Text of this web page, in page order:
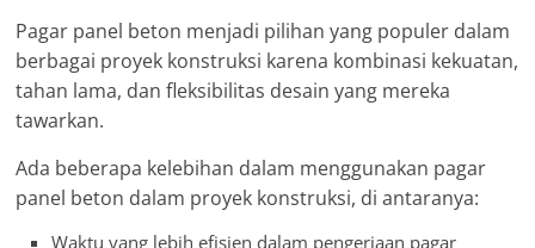
Pagar panel beton menjadi pilihan yang populer dalam
berbagai proyek konstruksi karena kombinasi kekuatan,
tahan lama, dan fleksibilitas desain yang mereka
tawarkan.
Ada beberapa kelebihan dalam menggunakan pagar
panel beton dalam proyek konstruksi, di antaranya:
Waktu yang lebih efisien dalam pengerjaan pagar